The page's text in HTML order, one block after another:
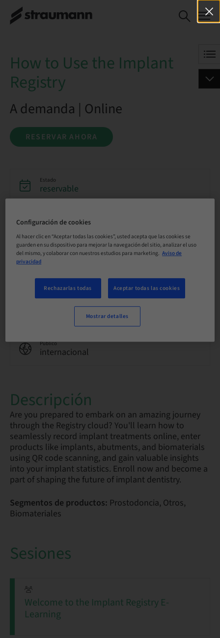
How to Use the Implant
Registry
RESERVAR AHORA
How to Use the Implant
Registry
A demanda | Online
RESERVAR AHORA
Estado
reservable
Idioma
Puntos
eLearning
Público
internacional
Descripción
Are you prepared to embark on an amazing journey
through the Registry cloud? You'll learn how to
seamlessly record implant treatments online, enter
products like implants, abutments, and biomaterials
using QR code scanning, and gain valuable insights
into your implant statistics. Enroll now and become a
part of shaping the future of implant dentistry.
Segmentos de productos: Prostodoncia, Otros,
Biomateriales
Sesiones
Welcome to the Implant Registry E-
Learning
Configuración de cookies
Al hacer clic en “Aceptar todas las cookies”, usted acepta que las cookies se
guarden en su dispositivo para mejorar la navegación del sitio, analizar el uso
del mismo, y colaborar con nuestros estudios para marketing. Aviso de
privacidad
Rechazarlas todas Aceptar todas las cookies
Mostrar detalles